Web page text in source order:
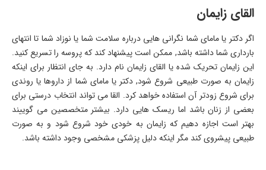
القای زایمان
اگر دکتر یا مامای شما نگرانی هایی درباره سلامت شما یا نوزاد شما تا انتهای
بارداری شما داشته باشد, ممکن است پیشنهاد کند که پروسه را تسریع کنید.
این زایمان تحریک شده یا القای زایمان نام دارد. به جای انتظار برای اینکه
زایمان به صورت طبیعی شروع شود, دکتر یا مامای شما از داروها یا روندی
برای شروع زودتر آن استفاده خواهد کرد. القا می تواند انتخاب درستی برای
بعضی از زنان باشد اما ریسک هایی دارد. بیشتر متخصصین می گوییند
بهتر است اجازه دهیم که زایمان به خودی خود شروع شود و به صورت
طبیعی پیشروی کند مگر اینکه دلیل پزشکی مشخصی وجود داشته باشد.